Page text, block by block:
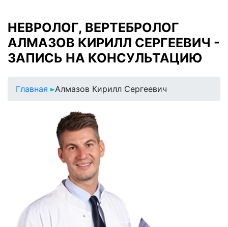
НЕВРОЛОГ, ВЕРТЕБРОЛОГ
АЛМАЗОВ КИРИЛЛ СЕРГЕЕВИЧ -
ЗАПИСЬ НА КОНСУЛЬТАЦИЮ
Главная Алмазов Кирилл Сергеевич